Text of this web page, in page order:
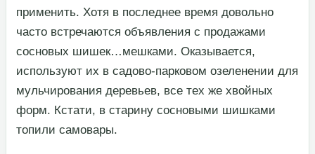
применить. Хотя в последнее время довольно
часто встречаются объявления с продажами
сосновых шишек…мешками. Оказывается,
используют их в садово-парковом озеленении для
мульчирования деревьев, все тех же хвойных
форм. Кстати, в старину сосновыми шишками
топили самовары.​